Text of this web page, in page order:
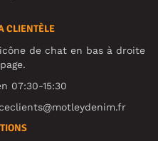
CLIENTÈLE
de chat en bas à droite
07:30-15:30